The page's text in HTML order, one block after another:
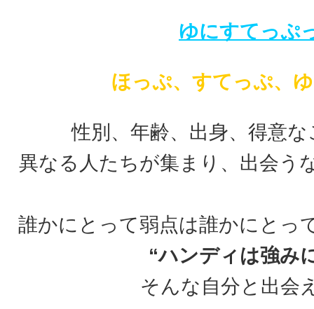
ゆにすてっぷ
ほっぷ、すてっぷ、
性別、年齢、出身、得意
異なる人たちが集まり、出会う
誰かにとって弱点は誰かにとっ
“ハンディは強み
そんな自分と出会